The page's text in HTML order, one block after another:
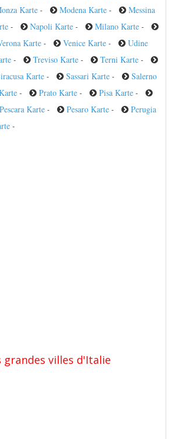
Karte - Modena Karte -
Messina
- Napoli Karte - Milano Karte -
Karte - Venice Karte -
Udine
- Treviso Karte - Terni Karte -
Karte - Sassari Karte -
Salerno
- Prato Karte - Pisa Karte -
Pescara Karte - Pesaro Karte -
Perugia
-
grandes villes d'Italie